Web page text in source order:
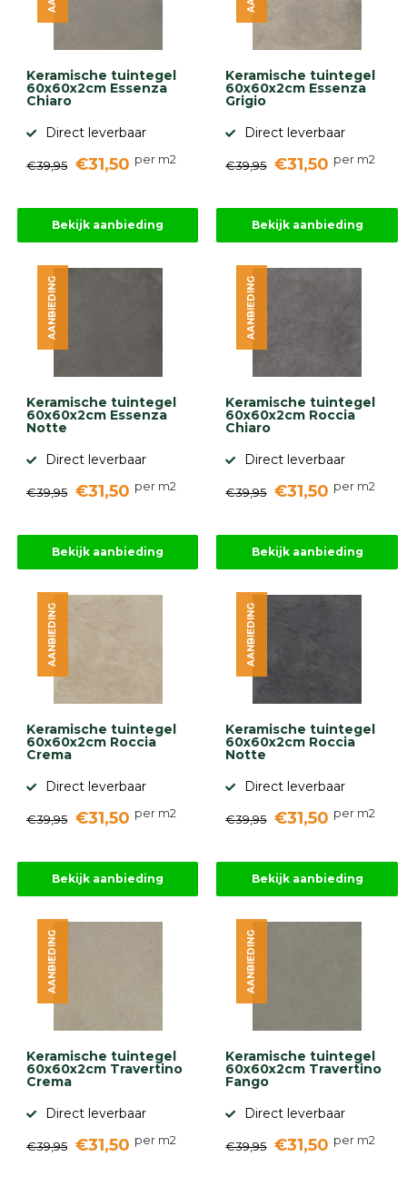
Keramische tuintegel
60x60x2cm Essenza
Chiaro
Direct leverbaar
€39,95 €31,50 per m2
Bekijk aanbieding
Keramische tuintegel
60x60x2cm Essenza
Grigio
Direct leverbaar
€39,95 €31,50 per m2
Bekijk aanbieding
Keramische tuintegel
60x60x2cm Essenza
Notte
Direct leverbaar
€39,95 €31,50 per m2
AANBIEDING
Bekijk aanbieding
Keramische tuintegel
60x60x2cm Roccia
Chiaro
Direct leverbaar
€39,95 €31,50 per m2
AANBIEDING
Bekijk aanbieding
Keramische tuintegel
60x60x2cm Roccia
Crema
Direct leverbaar
€39,95 €31,50 per m2
AANBIEDING
Bekijk aanbieding
Keramische tuintegel
60x60x2cm Roccia
Notte
Direct leverbaar
€39,95 €31,50 per m2
AANBIEDING
Bekijk aanbieding
Keramische tuintegel
60x60x2cm Travertino
Crema
Direct leverbaar
€39,95 €31,50 per m2
AANBIEDING
Keramische tuintegel
60x60x2cm Travertino
Fango
Direct leverbaar
€39,95 €31,50 per m2
AANBIEDING